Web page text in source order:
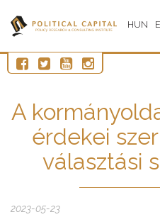
HUN
A
érdekei
választási
2023-05-23